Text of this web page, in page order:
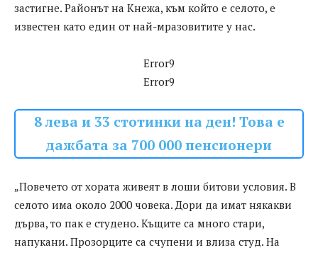
застигне. Районът на Кнежа, към който е селото, е
известен като един от най-мразовитите у нас.
Error9
Error9
8 лева и 33 стотинки на ден! Това е
дажбата за 700 000 пенсионери
„Повечето от хората живеят в лоши битови условия. В
селото има около 2000 човека. Дори да имат някакви
дърва, то пак е студено. Къщите са много стари,
напукани. Прозорците са счупени и влиза студ. На